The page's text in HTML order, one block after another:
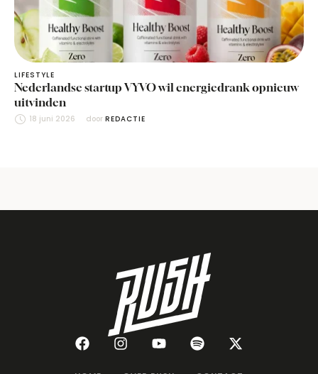
LIFESTYLE
Nederlandse startup VYVO wil energiedrank opnieuw
uitvinden
18 juni 2026 door REDACTIE